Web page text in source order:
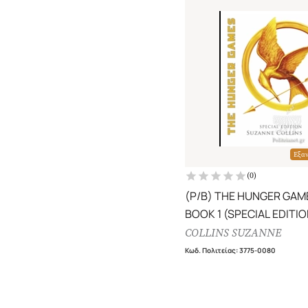
(0)
(P/B) THE HUNGER
BOOK 1 (SPECIAL
COLLINS SUZANNE
Κωδ. Πολιτείας:3775-0080